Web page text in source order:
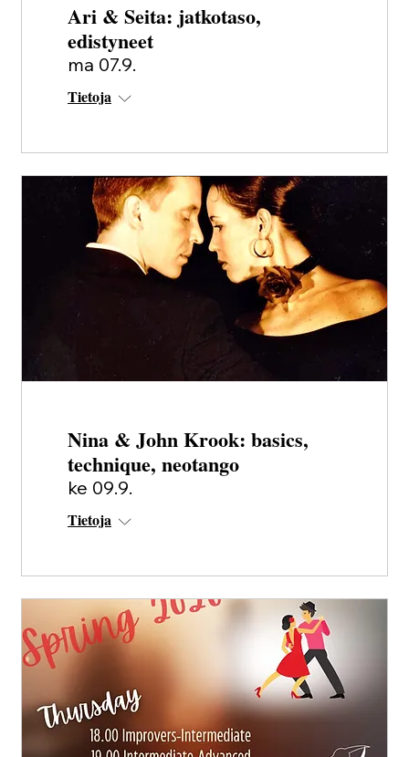
Ari & Seita: jatkotaso,
edistyneet
ma 07.9.
Tietoja
Nina & John Krook: basics,
technique, neotango
ke 09.9.
Tietoja